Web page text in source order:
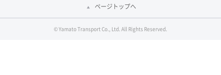
ページトップへ
© Yamato Transport Co., Ltd. All Rights Reserved.